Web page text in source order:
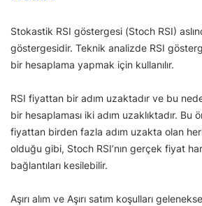
Stokastik RSI göstergesi (Stoch RSI)
göstergesidir. Teknik analizde RSI
bir hesaplama yapmak için kullanılır.
RSI fiyattan bir adım uzaktadır ve bu
bir hesaplaması iki adım uzaklıktadır. Bu
fiyattan birden fazla adım uzakta olan
olduğu gibi, Stoch RSI’nın gerçek fiyat
bağlantıları kesilebilir.
Aşırı alım ve Aşırı satım koşulları